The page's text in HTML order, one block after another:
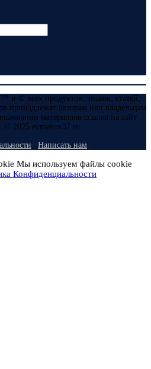
© всех продуктов, знаков, статей,
принадлежат авторам или владельцам
материалов ссылка на сайт
© 2025 evmenov37.ru
Написать нам
Мы используем файлы cookie
Конфиденциальности